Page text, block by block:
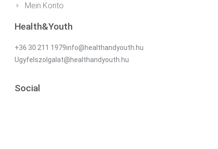
Mein Konto
Health&Youth
+36 30 211 1979info@healthandyouth.hu
Ugyfelszolgalat@healthandyouth.hu
Social